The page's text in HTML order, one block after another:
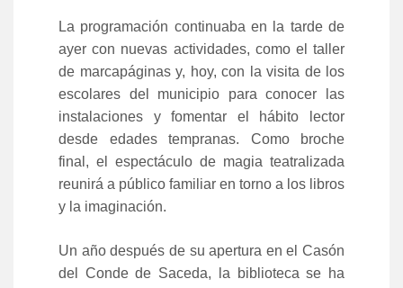
La programación continuaba en la tarde de
ayer con nuevas actividades, como el taller
de marcapáginas y, hoy, con la visita de los
escolares del municipio para conocer las
instalaciones y fomentar el hábito lector
desde edades tempranas. Como broche
final, el espectáculo de magia teatralizada
reunirá a público familiar en torno a los libros
y la imaginación.
Un año después de su apertura en el Casón
del Conde de Saceda, la biblioteca se ha